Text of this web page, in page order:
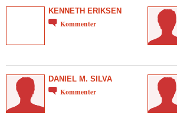
KENNETH ERIKSEN
Kommenter
DANIEL M. SILVA
Kommenter